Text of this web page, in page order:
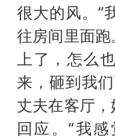
很大的风。“
往房间里面
上了，怎么
来，砸到我
丈夫在客厅
回应。“我